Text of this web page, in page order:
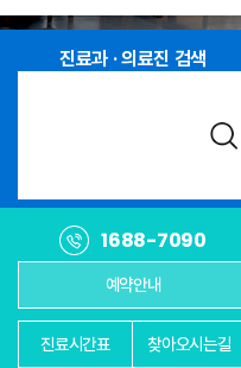
진료과 · 의료진 검색
진료과 의료진
1688-7090
예약안내
진료시간표 찾아오시는길